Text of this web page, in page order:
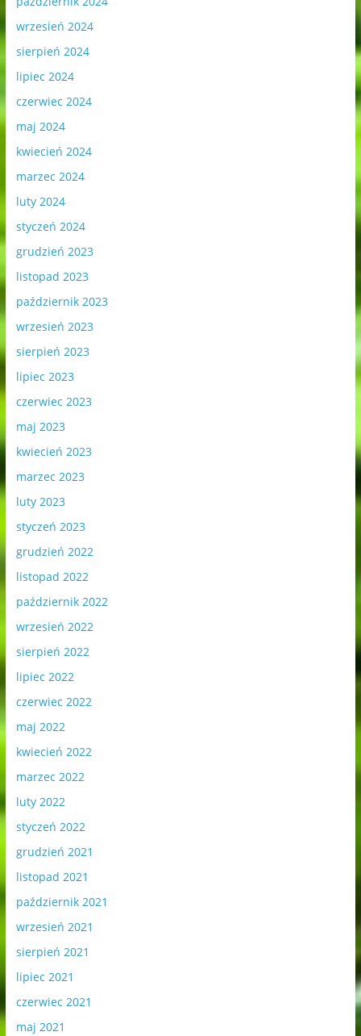
wrzesień 2024
sierpień 2024
lipiec 2024
czerwiec 2024
maj 2024
kwiecień 2024
marzec 2024
luty 2024
styczeń 2024
grudzień 2023
listopad 2023
październik 2023
wrzesień 2023
sierpień 2023
lipiec 2023
czerwiec 2023
maj 2023
kwiecień 2023
marzec 2023
luty 2023
styczeń 2023
grudzień 2022
listopad 2022
październik 2022
wrzesień 2022
sierpień 2022
lipiec 2022
czerwiec 2022
maj 2022
kwiecień 2022
marzec 2022
luty 2022
styczeń 2022
grudzień 2021
listopad 2021
październik 2021
wrzesień 2021
sierpień 2021
lipiec 2021
czerwiec 2021
maj 2021